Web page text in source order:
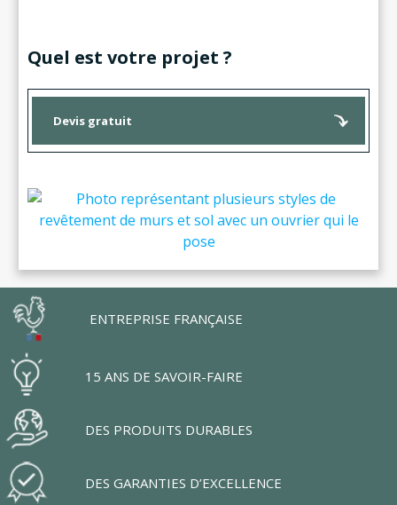
Quel est votre projet ?
Devis gratuit
ENTREPRISE FRANÇAISE
15 ANS DE SAVOIR-FAIRE
DES PRODUITS DURABLES
DES GARANTIES D’EXCELLENCE